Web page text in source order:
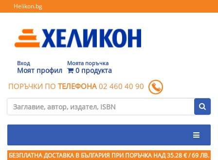
Helikon.bg
Вход
Моят профил
Моята поръчка
0 продукта
ПОРЪЧКИ ПО ТЕЛЕФОНА 02 460 40 90
БЕЗПЛАТНА ДОСТАВКА В БЪЛГАРИЯ ПРИ ПОРЪЧКА НАД 35.28 € / 69 ЛВ.